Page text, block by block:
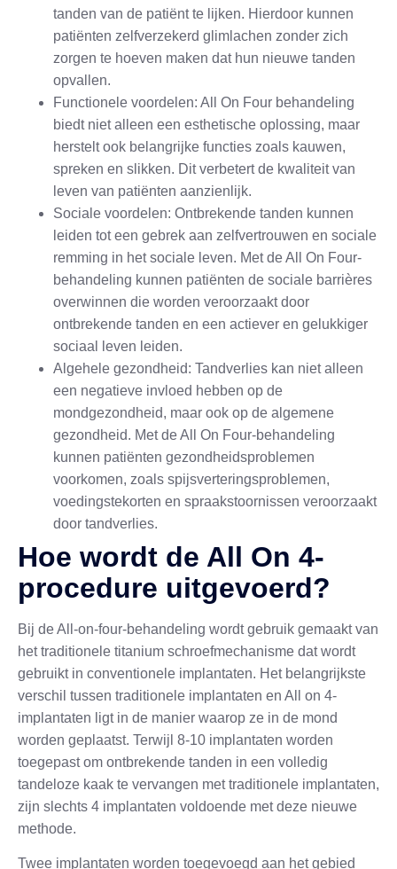
tanden van de patiënt te lijken. Hierdoor kunnen
patiënten zelfverzekerd glimlachen zonder zich
zorgen te hoeven maken dat hun nieuwe tanden
opvallen.
Functionele voordelen: All On Four behandeling
biedt niet alleen een esthetische oplossing, maar
herstelt ook belangrijke functies zoals kauwen,
spreken en slikken. Dit verbetert de kwaliteit van
leven van patiënten aanzienlijk.
Sociale voordelen: Ontbrekende tanden kunnen
leiden tot een gebrek aan zelfvertrouwen en sociale
remming in het sociale leven. Met de All On Four-
behandeling kunnen patiënten de sociale barrières
overwinnen die worden veroorzaakt door
ontbrekende tanden en een actiever en gelukkiger
sociaal leven leiden.
Algehele gezondheid: Tandverlies kan niet alleen
een negatieve invloed hebben op de
mondgezondheid, maar ook op de algemene
gezondheid. Met de All On Four-behandeling
kunnen patiënten gezondheidsproblemen
voorkomen, zoals spijsverteringsproblemen,
voedingstekorten en spraakstoornissen veroorzaakt
door tandverlies.
Hoe wordt de All On 4-
procedure uitgevoerd?
Bij de All-on-four-behandeling wordt gebruik gemaakt van
het traditionele titanium schroefmechanisme dat wordt
gebruikt in conventionele implantaten. Het belangrijkste
verschil tussen traditionele implantaten en All on 4-
implantaten ligt in de manier waarop ze in de mond
worden geplaatst. Terwijl 8-10 implantaten worden
toegepast om ontbrekende tanden in een volledig
tandeloze kaak te vervangen met traditionele implantaten,
zijn slechts 4 implantaten voldoende met deze nieuwe
methode.
Twee implantaten worden toegevoegd aan het gebied